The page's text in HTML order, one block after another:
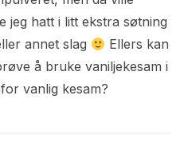
jeg hatt i litt ekstra søtning
annet slag
Ellers kan
å bruke vaniljekesam i
vanlig kesam?